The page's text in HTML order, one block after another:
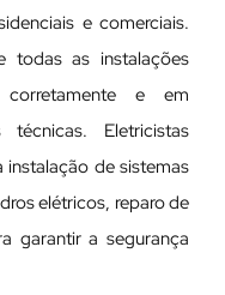
e comerciais.
todas as instalações
corretamente e em
Eletricistas
de sistemas
elétricos, reparo de
garantir a segurança